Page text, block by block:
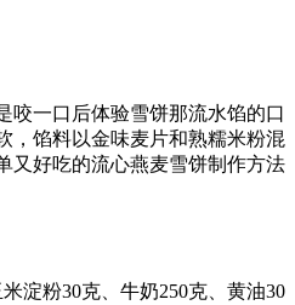
咬一口后体验雪饼那流水馅的口
，馅料以金味麦片和熟糯米粉混
又好吃的流心燕麦雪饼制作方法
淀粉30克、牛奶250克、黄油30